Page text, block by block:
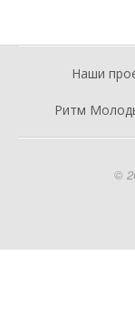
Наши
Ритм
©